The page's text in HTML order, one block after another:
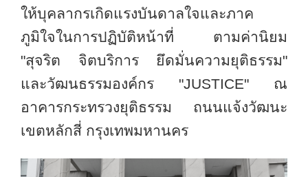
ให้บุคลากรเกิดแรงบันดาลใจและภาค
ภูมิใจในการปฏิบัติหน้าที่ ตามค่านิยม
"สุจริต จิตบริการ ยึดมั่นความยุติธรรม"
และวัฒนธรรมองค์กร "JUSTICE" ณ
อาคารกระทรวงยุติธรรม ถนนแจ้งวัฒนะ
เขตหลักสี่ กรุงเทพมหานคร